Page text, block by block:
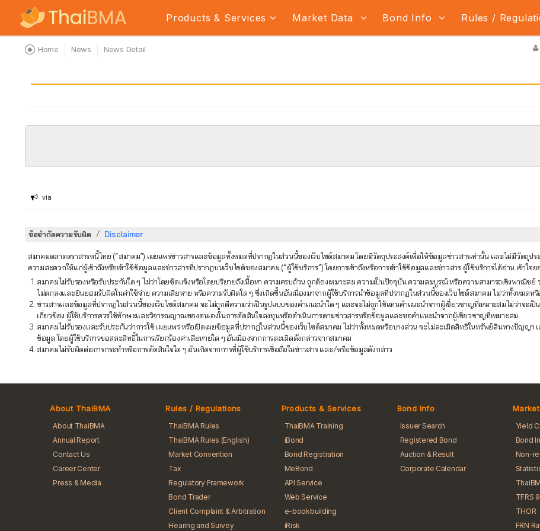
Products & Services Market Data Bond Info Rules /
Home News News Detail
via
ข้อจำกัดความรับผิด / Disclaimer
สมาคมตลาดตราสารหนี้ไทย (“สมาคม”) เผยแพร่ข่าวสารและข้อมูลทั้งหมดที่ปรากฏในส่วนนี้ของเว็บไซต์สมาคม โดยมีวัตถุประสงค์เพื่อให้ข้อมูลข่าวสารเท่านั้น และไม่มีวัตถุ
ความสะดวกให้แก่ผู้เข้าถึงหรือเข้าใช้ข้อมูลและข่าวสารที่ปรากฏบนเว็บไซต์ของสมาคม (“ผู้ใช้บริการ”) โดยการเข้าถึงหรือการเข้าใช้ข้อมูลและข่าวสาร ผู้ใช้บริการได้อ่าน เข้
สมาคมไม่รับรองหรือรับประกันใด ๆ ไม่ว่าโดยชัดแจ้งหรือโดยปริยายถึงเนื้อหา ความครบถ้วน ถูกต้องเหมาะสม ความเป็นปัจจุบัน ความสมบูรณ์ หรือความสามารถเชิงพาณิช
ไม่ตกลงและยินยอมรับผิดในค่าใช้จ่าย ความเสียหาย หรือความรับผิดใด ๆ ซึ่งเกิดขึ้นอันเนื่องมาจากผู้ใช้บริการนำข้อมูลที่ปรากฏในส่วนนี้ของเว็บไซต์สมาคม ไม่ว่าทั้งหมด
ข่าวสารและข้อมูลที่ปรากฏในส่วนนี้ของเว็บไซต์สมาคม จะไม่ถูกตีความว่าเป็นรูปแบบของคำแนะนำใด ๆ และจะไม่ถูกใช้แทนคำแนะนำจากผู้เชี่ยวชาญที่เหมาะสมไม่ว่าจะ
เกี่ยวข้อง ผู้ใช้บริการควรใช้ทักษะและวิจารณญาณของตนเองในการตัดสินใจลงทุนหรือดำเนินการตามข่าวสารหรือข้อมูลและขอคำแนะนำจากผู้เชี่ยวชาญที่เหมาะสม
สมาคมไม่รับรองและรับประกันว่าการใช้ เผยแพร่ หรือเปิดเผยข้อมูลที่ปรากฏในส่วนนี้ของเว็บไซต์สมาคม ไม่ว่าทั้งหมดหรือบางส่วน จะไม่ละเมิดสิทธิในทรัพย์สินทางปัญ
ข้อมูล โดยผู้ใช้บริการขอสละสิทธิ์ในการเรียกร้องค่าเสียหายใด ๆ อันเนื่องจากการละเมิดดังกล่าวจากสมาคม
สมาคมไม่รับผิดต่อการกระทำหรือการตัดสินใจใด ๆ อันเกิดจากการที่ผู้ใช้บริการเชื่อถือในข่าวสาร และ/หรือข้อมูลดังกล่าว
About ThaiBMA
About ThaiBMA
Annual Report
Contact Us
Career Center
Press & Media
Rules / Regulations
ThaiBMA Rules
ThaiBMA Rules (English)
Market Convention
Tax
Regulatory Framework
Bond Trader
Client Complaint & Arbitration
Hearing and Survey
Products & Services
ThaiBMA Training
iBond
Bond Registration
MeBond
API Service
Web Service
e-bookbuilding
iRisk
Bond Info
Issuer Search
Registered Bond
Auction & Result
Corporate Calendar
Yield
Bond
Non-
TFRS 9
THOR
FRN